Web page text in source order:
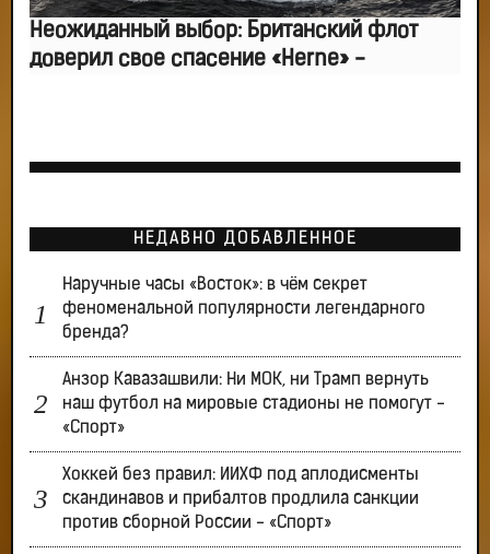
Неожиданный выбор: Британский флот
доверил свое спасение «Herne» -
НЕДАВНО ДОБАВЛЕННОЕ
Наручные часы «Восток»: в чём секрет
феноменальной популярности легендарного
бренда?
Анзор Кавазашвили: Ни МОК, ни Трамп вернуть
наш футбол на мировые стадионы не помогут -
«Спорт»
Хоккей без правил: ИИХФ под аплодисменты
скандинавов и прибалтов продлила санкции
против сборной России - «Спорт»